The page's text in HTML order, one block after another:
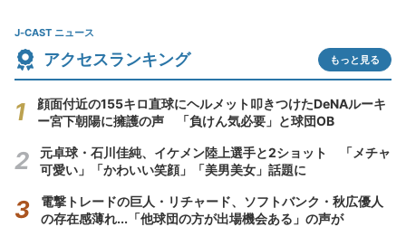
J-CAST ニュース
アクセスランキング もっと見る
顔面付近の155キロ直球にヘルメット叩きつけたDeNAルーキ
ー宮下朝陽に擁護の声 「負けん気必要」と球団OB
元卓球・石川佳純、イケメン陸上選手と2ショット 「メチャ
可愛い」「かわいい笑顔」「美男美女」話題に
電撃トレードの巨人・リチャード、ソフトバンク・秋広優人
の存在感薄れ...「他球団の方が出場機会ある」の声が